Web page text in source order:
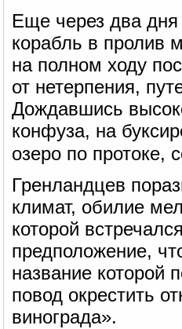
Еще через два
корабль в пролив
на полном ходу
от нетерпения,
Дождавшись
конфуза, на
озеро по протоке,
Гренландцев
климат, обилие
которой
предположение,
название которой
повод окрестить
винограда».